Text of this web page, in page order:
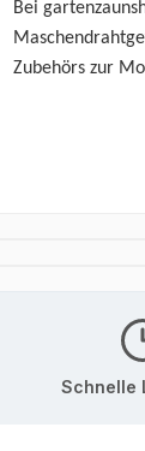
Bei
Zubehörs zur
Schnelle